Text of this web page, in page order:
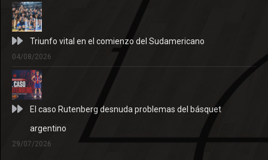
Triunfo vital en el comienzo del Sudamericano
04/08/2026
El caso Rutenberg desnuda problemas del básquet
argentino
29/07/2026